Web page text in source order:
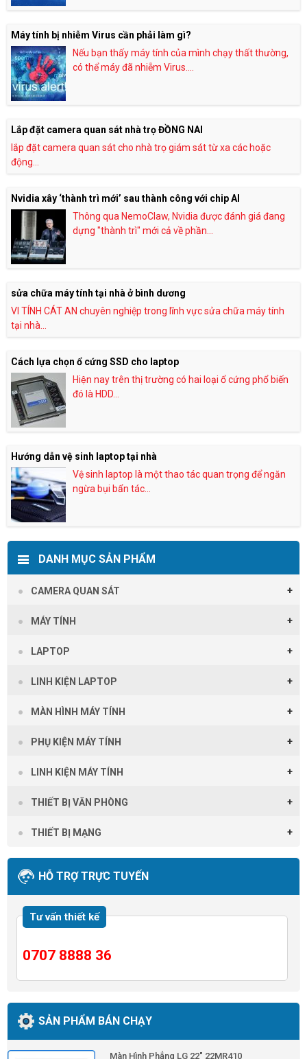
Máy tính bị nhiễm Virus cần phải làm gì?
Nếu bạn thấy máy tính của mình chạy thất thường,
có thể máy đã nhiễm Virus....
Lắp đặt camera quan sát nhà trọ ĐỒNG NAI
lắp đặt camera quan sát cho nhà trọ giám sát từ xa các hoặc
động...
Nvidia xây ‘thành trì mới’ sau thành công với chip AI
Thông qua NemoClaw, Nvidia được đánh giá đang
dựng "thành trì" mới cả về phần...
sửa chữa máy tính tại nhà ở bình dương
VI TÍNH CÁT AN chuyên nghiệp trong lĩnh vực sửa chữa máy tính
tại nhà...
Cách lựa chọn ổ cứng SSD cho laptop
Hiện nay trên thị trường có hai loại ổ cứng phổ biến
đó là HDD...
Hướng dẫn vệ sinh laptop tại nhà
Vệ sinh laptop là một thao tác quan trọng để ngăn
ngừa bụi bẩn tác...
DANH MỤC SẢN PHẨM
CAMERA QUAN SÁT
MÁY TÍNH
LAPTOP
LINH KIỆN LAPTOP
MÀN HÌNH MÁY TÍNH
PHỤ KIỆN MÁY TÍNH
LINH KIỆN MÁY TÍNH
THIẾT BỊ VĂN PHÒNG
THIẾT BỊ MẠNG
HỖ TRỢ TRỰC TUYẾN
Tư vấn thiết kế
0707 8888 36
SẢN PHẨM BÁN CHẠY
Màn Hình Phẳng LG 22" 22MR410